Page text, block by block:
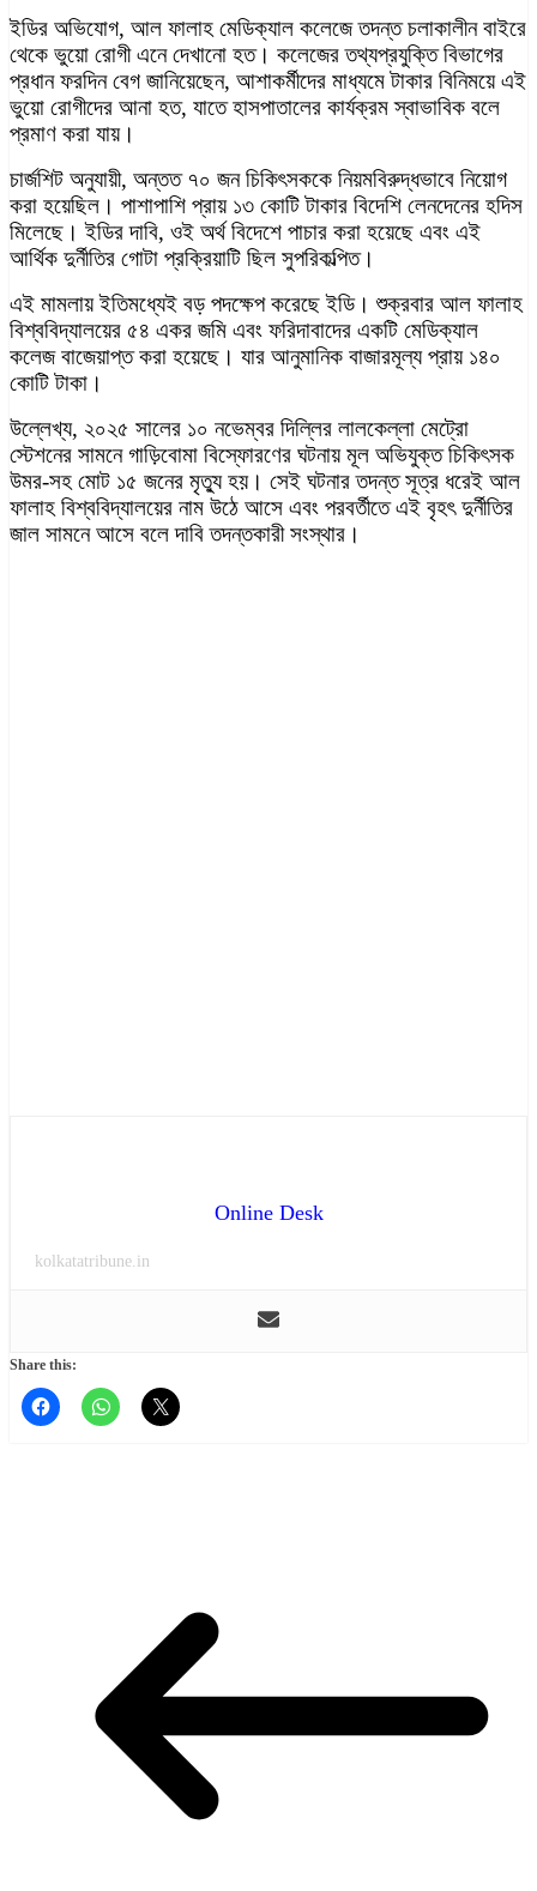
ইডির অভিযোগ, আল ফালাহ মেডিক্যাল কলেজে তদন্ত চলাকালীন বাইরে
থেকে ভুয়ো রোগী এনে দেখানো হত। কলেজের তথ্যপ্রযুক্তি বিভাগের
প্রধান ফরদিন বেগ জানিয়েছেন, আশাকর্মীদের মাধ্যমে টাকার বিনিময়ে এই
ভুয়ো রোগীদের আনা হত, যাতে হাসপাতালের কার্যক্রম স্বাভাবিক বলে
প্রমাণ করা যায়।
চার্জশিট অনুযায়ী, অন্তত ৭০ জন চিকিৎসককে নিয়মবিরুদ্ধভাবে নিয়োগ
করা হয়েছিল। পাশাপাশি প্রায় ১৩ কোটি টাকার বিদেশি লেনদেনের হদিস
মিলেছে। ইডির দাবি, ওই অর্থ বিদেশে পাচার করা হয়েছে এবং এই
আর্থিক দুর্নীতির গোটা প্রক্রিয়াটি ছিল সুপরিকল্পিত।
এই মামলায় ইতিমধ্যেই বড় পদক্ষেপ করেছে ইডি। শুক্রবার আল ফালাহ
বিশ্ববিদ্যালয়ের ৫৪ একর জমি এবং ফরিদাবাদের একটি মেডিক্যাল
কলেজ বাজেয়াপ্ত করা হয়েছে। যার আনুমানিক বাজারমূল্য প্রায় ১৪০
কোটি টাকা।
উল্লেখ্য, ২০২৫ সালের ১০ নভেম্বর দিল্লির লালকেল্লা মেট্রো
স্টেশনের সামনে গাড়িবোমা বিস্ফোরণের ঘটনায় মূল অভিযুক্ত চিকিৎসক
উমর-সহ মোট ১৫ জনের মৃত্যু হয়। সেই ঘটনার তদন্ত সূত্র ধরেই আল
ফালাহ বিশ্ববিদ্যালয়ের নাম উঠে আসে এবং পরবর্তীতে এই বৃহৎ দুর্নীতির
জাল সামনে আসে বলে দাবি তদন্তকারী সংস্থার।
Online Desk
kolkatatribune.in
Share this: